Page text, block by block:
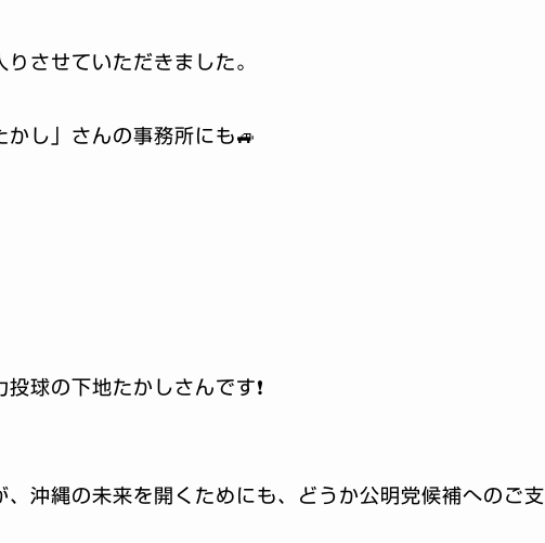
させていただきました。
し」さんの事務所にも🚙
球の下地たかしさんです❗️
沖縄の未来を開くためにも、どうか公明党候補へのご支